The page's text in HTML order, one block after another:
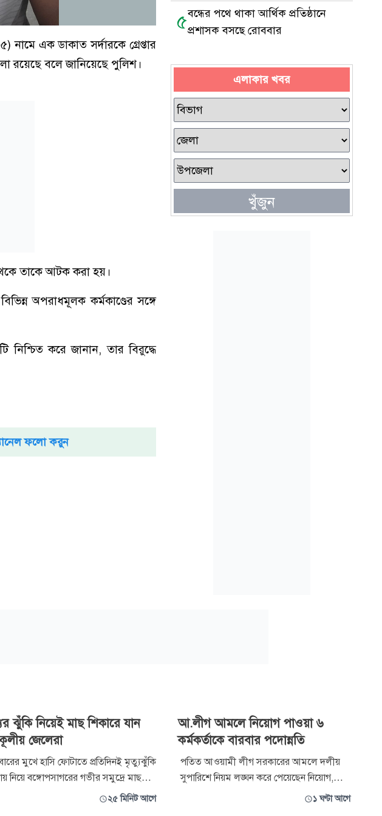
এক ডাকাত সর্দারকে গ্রেপ্তার
রয়েছে বলে জানিয়েছে পুলিশ।
তাকে আটক করা হয়।
অপরাধমূলক কর্মকাণ্ডের সঙ্গে
নিশ্চিত করে জানান, তার বিরুদ্ধে
ফলো করুন
৫বন্ধের পথে থাকা আর্থিক প্রতিষ্ঠানে
প্রশাসক বসছে রোববার
এলাকার খবর
খুঁজুন
ঝুঁকি নিয়েই মাছ শিকারে যান
জেলেরা
মুখে হাসি ফোটাতে প্রতিদিনই মৃত্যুঝুঁকি
নিয়ে বঙ্গোপসাগরের গভীর সমুদ্রে মাছ
যান পটুয়াখালীর কলাপাড়া উপকূলের
২৫ মিনিট আগে
আ.লীগ আমলে নিয়োগ পাওয়া ৬
কর্মকর্তাকে বারবার পদোন্নতি
পতিত আওয়ামী লীগ সরকারের আমলে দলীয়
সুপারিশে নিয়ম লঙ্ঘন করে পেয়েছেন নিয়োগ,
এরপর বছর বছর বাগিয়ে নিচ্ছেন পদোন্নতি। জুলাই
১ ঘণ্টা আগে